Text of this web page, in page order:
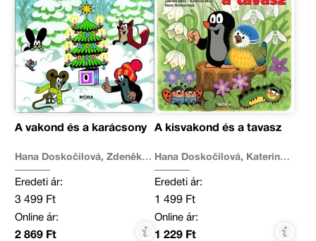
A vakond és a karácsony
Hana Doskočilová, Zdeněk
Eredeti ár:
3 499 Ft
Online ár:
2 869 Ft
A kisvakond és a tavasz
Hana Doskočilová, Katerina
Eredeti ár:
1 499 Ft
Online ár:
1 229 Ft